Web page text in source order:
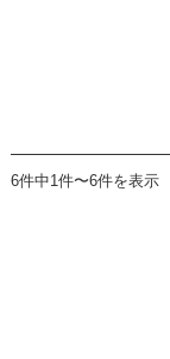
6件中1件〜6件を表示